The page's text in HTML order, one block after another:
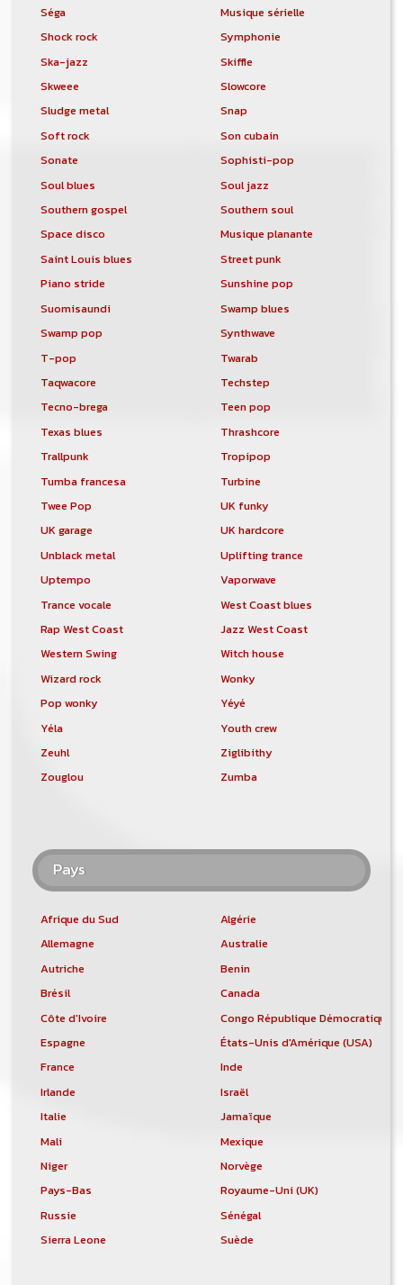
Séga
Musique sérielle
Shock rock
Symphonie
Ska-jazz
Skiffle
Skweee
Slowcore
Sludge metal
Snap
Soft rock
Son cubain
Sonate
Sophisti-pop
Soul blues
Soul jazz
Southern gospel
Southern soul
Space disco
Musique planante
Saint Louis blues
Street punk
Piano stride
Sunshine pop
Suomisaundi
Swamp blues
Swamp pop
Synthwave
T-pop
Twarab
Taqwacore
Techstep
Tecno-brega
Teen pop
Texas blues
Thrashcore
Trallpunk
Tropipop
Tumba francesa
Turbine
Twee Pop
UK funky
UK garage
UK hardcore
Unblack metal
Uplifting trance
Uptempo
Vaporwave
Trance vocale
West Coast blues
Rap West Coast
Jazz West Coast
Western Swing
Witch house
Wizard rock
Wonky
Pop wonky
Yéyé
Yéla
Youth crew
Zeuhl
Ziglibithy
Zouglou
Zumba
Pays
Afrique du Sud
Algérie
Allemagne
Australie
Autriche
Benin
Brésil
Canada
Côte d'Ivoire
Congo République Démocratique
Espagne
États-Unis d'Amérique (USA)
France
Inde
Irlande
Israël
Italie
Jamaïque
Mali
Mexique
Niger
Norvège
Pays-Bas
Royaume-Uni (UK)
Russie
Sénégal
Sierra Leone
Suède